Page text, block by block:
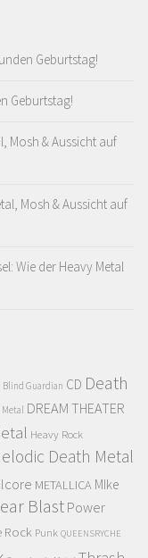
Geburtstag!
Geburtstag!
Mosh & Aussicht auf
Mosh & Aussicht auf
Wie der Heavy Metal
Blind Guardian CD Death
DREAM THEATER
Heavy Rock
Death Metal
METALLICA MIke
BlastPower
Rock Punk QUEENSRYCHE